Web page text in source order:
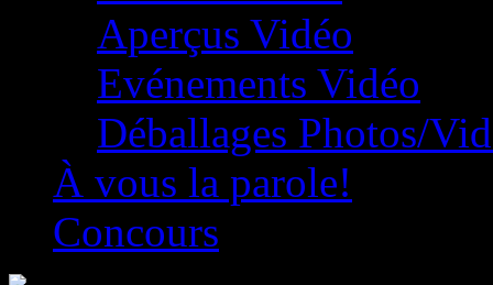
Aperçus Vidéo
Evénements Vidéo
Déballages Photos/
À vous la parole!
Concours